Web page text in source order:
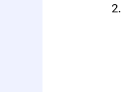
2.